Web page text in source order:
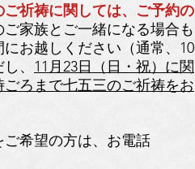
祈祷に関しては、ご予約の
家族とご一緒になる場合も
お越しください（通常、10
、 11月23日（日・祝）に関
ろまで七五三のご祈祷をお
希望の方は、お電話